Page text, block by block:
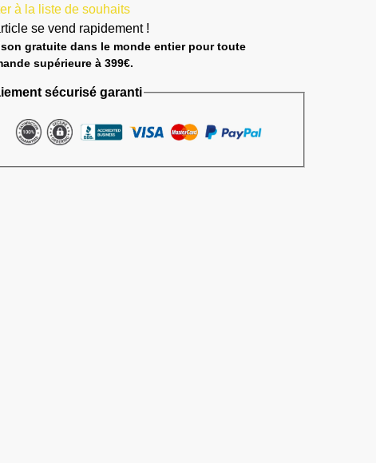
à la liste de souhaits
se vend rapidement !
gratuite dans le monde entier pour toute
supérieure à 399€.
sécurisé garanti